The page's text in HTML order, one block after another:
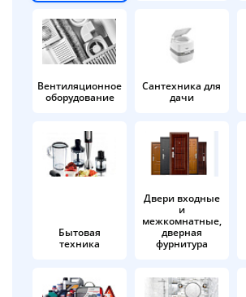
Вентиляционное
оборудование
Сантехника для
дачи
Бытовая
техника
Двери входные
и
межкомнатные,
дверная
фурнитура
по25%каждые 2 недели
Подробнее
об оплате Плайтом
недели
Остались вопросы?
8 800 302-02-51
plait.ru